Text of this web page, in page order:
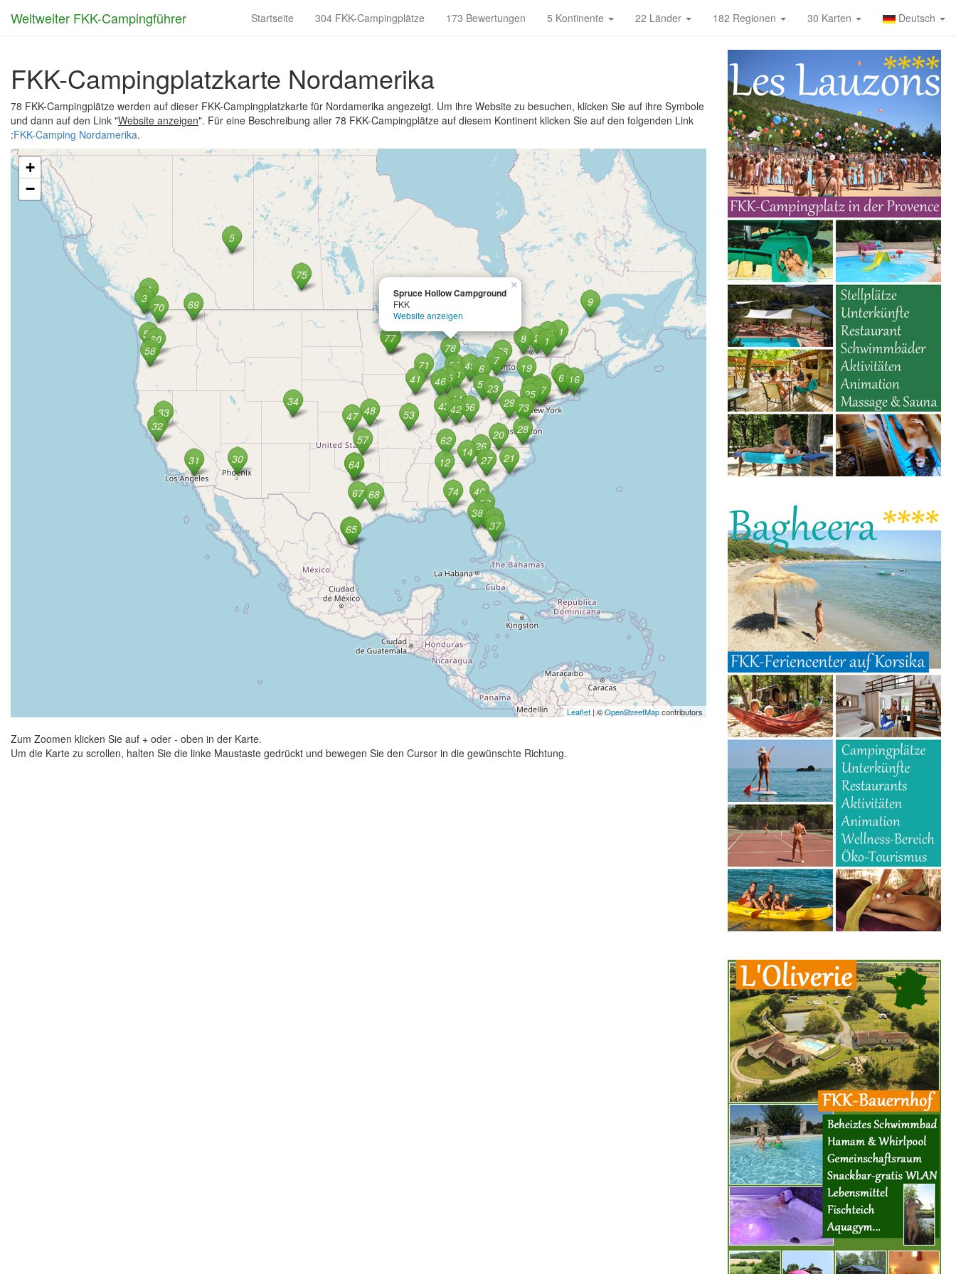
Weltweiter FKK-Campingführer Startseite 304 FKK-Campingplätze 173 Bewertungen 5 Kontinente 22 Länder 182 Regionen 30 Karten Deutsch
FKK-Campingplatzkarte Nordamerika
78 FKK-Campingplätze werden auf dieser FKK-Campingplatzkarte für Nordamerika angezeigt. Um ihre Website zu besuchen, klicken Sie auf ihre Symbole
und dann auf den Link "Website anzeigen". Für eine Beschreibung aller 78 FKK-Campingplätze auf diesem Kontinent klicken Sie auf den folgenden Link
:FKK-Camping Nordamerika.
Spruce Hollow Campground
FKK
Website anzeigen
×
+
−
Leaflet | ©OpenStreetMapcontributors
Zum Zoomen klicken Sie auf + oder - oben in der Karte.
Um die Karte zu scrollen, halten Sie die linke Maustaste gedrückt und bewegen Sie den Cursor in die gewünschte Richtung.